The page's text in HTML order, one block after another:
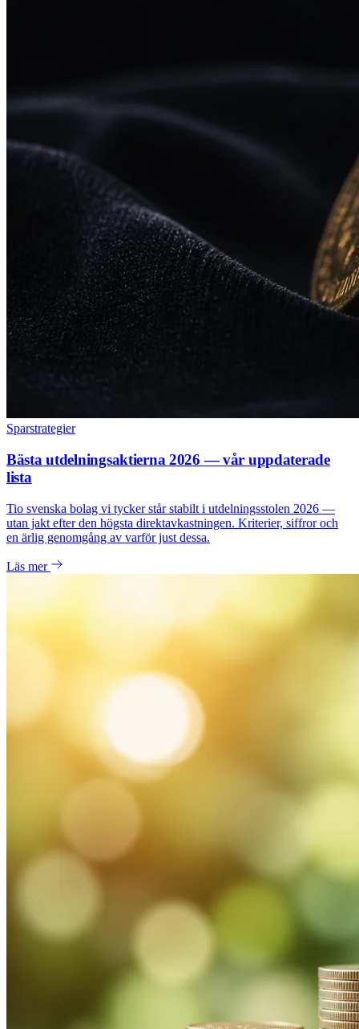
Sparstrategier
Bästa utdelningsaktierna 2026 — vår uppdaterade
lista
Tio svenska bolag vi tycker står stabilt i utdelningsstolen 2026 —
utan jakt efter den högsta direktavkastningen. Kriterier, siffror och
en ärlig genomgång av varför just dessa.
Läs mer